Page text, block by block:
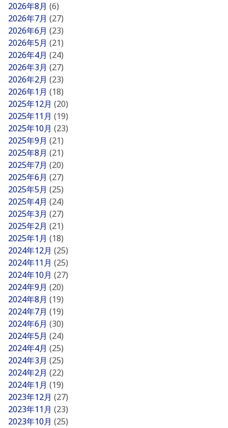
2026年8月 (6)
2026年7月 (27)
2026年6月 (23)
2026年5月 (21)
2026年4月 (24)
2026年3月 (27)
2026年2月 (23)
2026年1月 (18)
2025年12月 (20)
2025年11月 (19)
2025年10月 (23)
2025年9月 (21)
2025年8月 (21)
2025年7月 (20)
2025年6月 (27)
2025年5月 (25)
2025年4月 (24)
2025年3月 (27)
2025年2月 (21)
2025年1月 (18)
2024年12月 (25)
2024年11月 (25)
2024年10月 (27)
2024年9月 (20)
2024年8月 (19)
2024年7月 (19)
2024年6月 (30)
2024年5月 (24)
2024年4月 (25)
2024年3月 (25)
2024年2月 (22)
2024年1月 (19)
2023年12月 (27)
2023年11月 (23)
2023年10月 (25)